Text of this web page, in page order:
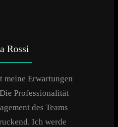
Rossi
meine Erwartungen
Professionalität
des Teams
Ich werde